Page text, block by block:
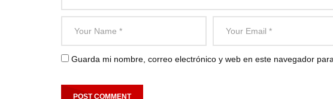
Guarda mi nombre, correo electrónico y web en este navegador